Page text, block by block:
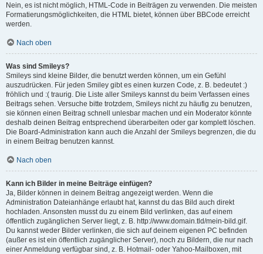
Nein, es ist nicht möglich, HTML-Code in Beiträgen zu verwenden. Die meisten
Formatierungsmöglichkeiten, die HTML bietet, können über BBCode erreicht
werden.
Nach oben
Was sind Smileys?
Smileys sind kleine Bilder, die benutzt werden können, um ein Gefühl
auszudrücken. Für jeden Smiley gibt es einen kurzen Code, z. B. bedeutet :)
fröhlich und :( traurig. Die Liste aller Smileys kannst du beim Verfassen eines
Beitrags sehen. Versuche bitte trotzdem, Smileys nicht zu häufig zu benutzen,
sie können einen Beitrag schnell unlesbar machen und ein Moderator könnte
deshalb deinen Beitrag entsprechend überarbeiten oder gar komplett löschen.
Die Board-Administration kann auch die Anzahl der Smileys begrenzen, die du
in einem Beitrag benutzen kannst.
Nach oben
Kann ich Bilder in meine Beiträge einfügen?
Ja, Bilder können in deinem Beitrag angezeigt werden. Wenn die
Administration Dateianhänge erlaubt hat, kannst du das Bild auch direkt
hochladen. Ansonsten musst du zu einem Bild verlinken, das auf einem
öffentlich zugänglichen Server liegt, z. B. http://www.domain.tld/mein-bild.gif.
Du kannst weder Bilder verlinken, die sich auf deinem eigenen PC befinden
(außer es ist ein öffentlich zugänglicher Server), noch zu Bildern, die nur nach
einer Anmeldung verfügbar sind, z. B. Hotmail- oder Yahoo-Mailboxen, mit